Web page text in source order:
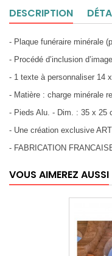
DESCRIPTION
- Plaque funéraire minérale
- Procédé d’inclusion
- 1 texte à personnaliser 14
- Matière : charge minérale
- Pieds Alu. - Dim. : 35 x 25
- Une création exclusive
- FABRICATION
VOUS AIMEREZ AUSSI